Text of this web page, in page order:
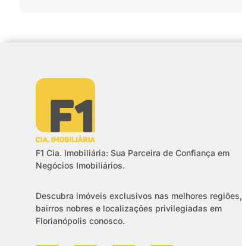
F1 Cia. Imobiliária: Sua Parceira de Confiança em
Negócios Imobiliários.
Descubra imóveis exclusivos nas melhores regiões,
bairros nobres e localizações privilegiadas em
Florianópolis conosco.